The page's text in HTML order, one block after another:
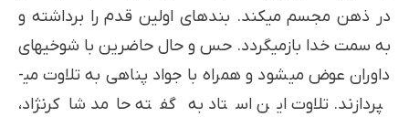
در ذهن مجسم می­کند. بنده­ای اولین قدم را برداشته و
به سمت خدا بازمی­گردد. حس و حال حاضرین با شوخی­های
داوران عوض می­شود و همراه با جواد پناهی به تلاوت می­
پردازند. تلاوت این استاد به گفته حامد شاکرنژاد،